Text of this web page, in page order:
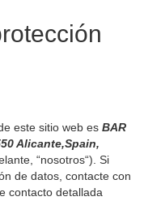
este sitio web es BAR
Alicante,Spain,
“nosotros“). Si
de datos, contacte con
contacto detallada